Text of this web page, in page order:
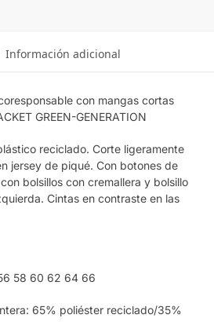
Información adicional
con mangas cortas
GREEN-GENERATION
reciclado. Corte ligeramente
jersey de piqué. Con botones de
bolsillos con cremallera y bolsillo
Cintas en contraste en las
58 60 62 64 66
65% poliéster reciclado/35%